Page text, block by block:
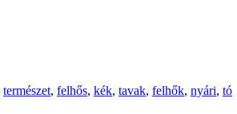
természet, felhős, kék, tavak, felhők, nyári, tó